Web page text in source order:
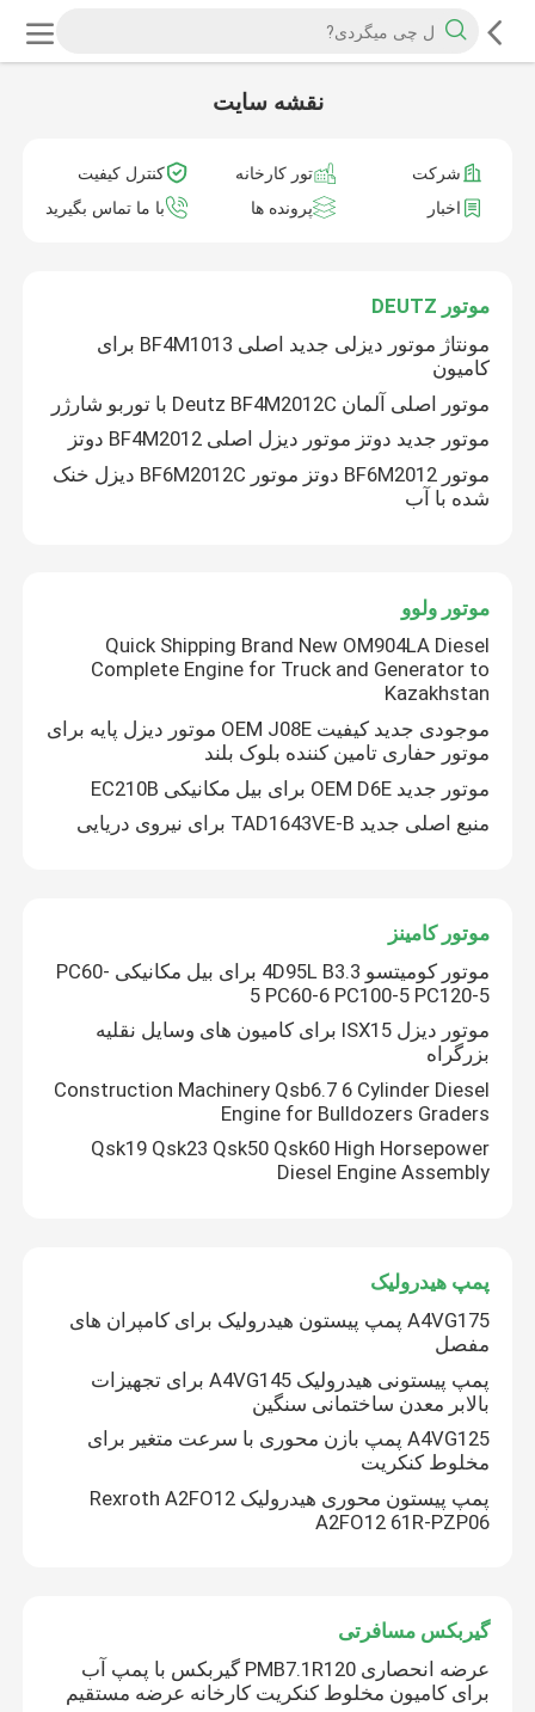
نقشه سایت
شرکت تور کارخانه
کنترل کیفیت
اخبار
پرونده ها با ما تماس بگیرید
موتور DEUTZ
مونتاژ موتور دیزلی جدید اصلی BF4M1013 برای
کامیون
موتور اصلی آلمان Deutz BF4M2012C با توربو شارژر
موتور جدید دوتز موتور دیزل اصلی BF4M2012 دوتز
موتور BF6M2012 دوتز موتور BF6M2012C دیزل خنک
شده با آب
موتور ولوو
Quick Shipping Brand New OM904LA Diesel
Complete Engine for Truck and Generator to
Kazakhstan
موجودی جدید کیفیت OEM J08E موتور دیزل پایه برای
موتور حفاری تامین کننده بلوک بلند
موتور جدید OEM D6E برای بیل مکانیکی EC210B
منبع اصلی جدید TAD1643VE-B برای نیروی دریایی
موتور کامینز
موتور کومیتسو 4D95L B3.3 برای بیل مکانیکی PC60-
5 PC60-6 PC100-5 PC120-5
موتور دیزل ISX15 برای کامیون های وسایل نقلیه
بزرگراه
Construction Machinery Qsb6.7 6 Cylinder Diesel
Engine for Bulldozers Graders
Qsk19 Qsk23 Qsk50 Qsk60 High Horsepower
Diesel Engine Assembly
پمپ هیدرولیک
A4VG175 پمپ پیستون هیدرولیک برای کامپران های
مفصل
پمپ پیستونی هیدرولیک A4VG145 برای تجهیزات
بالابر معدن ساختمانی سنگین
A4VG125 پمپ بازن محوری با سرعت متغیر برای
مخلوط کنکریت
پمپ پیستون محوری هیدرولیک Rexroth A2FO12
A2FO12 61R-PZP06
گیربکس مسافرتی
عرضه انحصاری PMB7.1R120 گیربکس با پمپ آب
برای کامیون مخلوط کنکریت کارخانه عرضه مستقیم